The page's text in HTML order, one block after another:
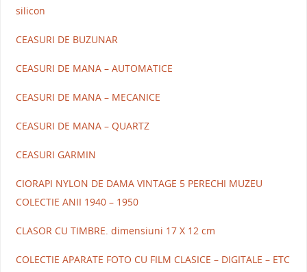
silicon
CEASURI DE BUZUNAR
CEASURI DE MANA – AUTOMATICE
CEASURI DE MANA – MECANICE
CEASURI DE MANA – QUARTZ
CEASURI GARMIN
CIORAPI NYLON DE DAMA VINTAGE 5 PERECHI MUZEU
COLECTIE ANII 1940 – 1950
CLASOR CU TIMBRE. dimensiuni 17 X 12 cm
COLECTIE APARATE FOTO CU FILM CLASICE – DIGITALE – ETC